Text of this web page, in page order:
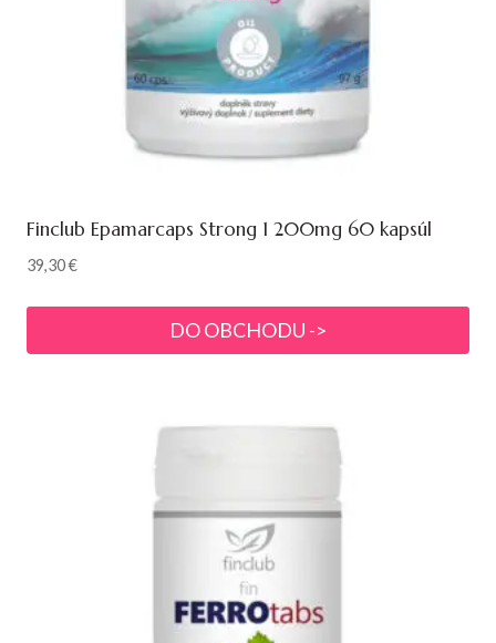
Finclub Epamarcaps Strong 1 200mg 60 kapsúl
39,30€
DO OBCHODU ->